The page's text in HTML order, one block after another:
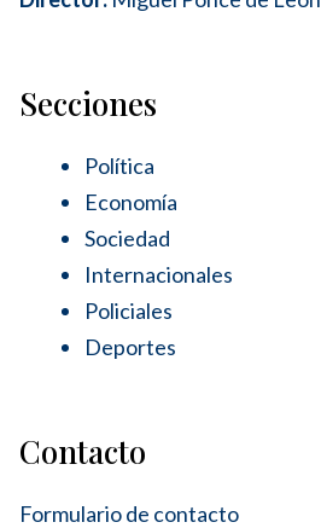
Secciones
Política
Economía
Sociedad
Internacionales
Policiales
Deportes
Contacto
Formulario de contacto